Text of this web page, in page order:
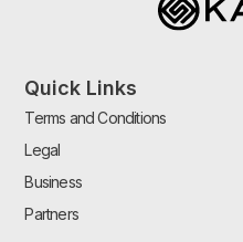
Quick Links
Terms and Conditions
Legal
Business
Partners